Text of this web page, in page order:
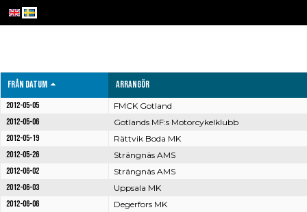
Från datum Arrangör
2012-05-05
FMCK Gotland
2012-05-06
Gotlands MF:s Motorcykelklubb
2012-05-19
Rättvik Boda MK
2012-05-26
Strängnäs AMS
2012-06-02
Strängnäs AMS
2012-06-03
Uppsala MK
2012-06-06
Degerfors MK